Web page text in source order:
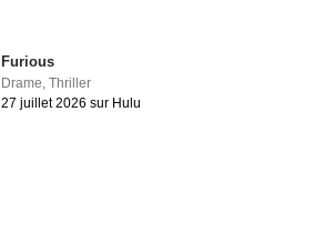
Furious
Drame ,Thriller
27 juillet 2026 sur Hulu